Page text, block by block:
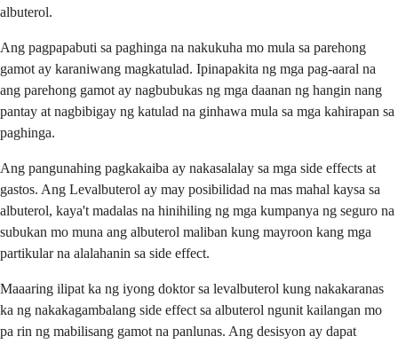
albuterol.
Ang pagpapabuti sa paghinga na nakukuha mo mula sa parehong
gamot ay karaniwang magkatulad. Ipinapakita ng mga pag-aaral na
ang parehong gamot ay nagbubukas ng mga daanan ng hangin nang
pantay at nagbibigay ng katulad na ginhawa mula sa mga kahirapan sa
paghinga.
Ang pangunahing pagkakaiba ay nakasalalay sa mga side effects at
gastos. Ang Levalbuterol ay may posibilidad na mas mahal kaysa sa
albuterol, kaya't madalas na hinihiling ng mga kumpanya ng seguro na
subukan mo muna ang albuterol maliban kung mayroon kang mga
partikular na alalahanin sa side effect.
Maaaring ilipat ka ng iyong doktor sa levalbuterol kung nakakaranas
ka ng nakakagambalang side effect sa albuterol ngunit kailangan mo
pa rin ng mabilisang gamot na panlunas. Ang desisyon ay dapat